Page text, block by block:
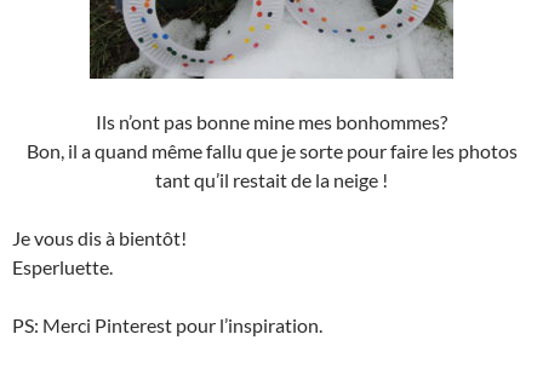
Ils n’ont pas bonne mine mes bonhommes?
Bon, il a quand même fallu que je sorte pour faire les photos
tant qu’il restait de la neige !
Je vous dis à bientôt!
Esperluette.
PS: Merci Pinterest pour l’inspiration.